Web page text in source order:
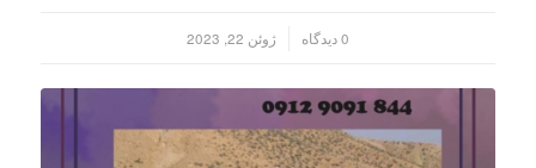
0 دیدگاه ژوئن 22, 2023